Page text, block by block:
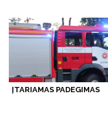
ĮTARIAMAS PADEGIMAS